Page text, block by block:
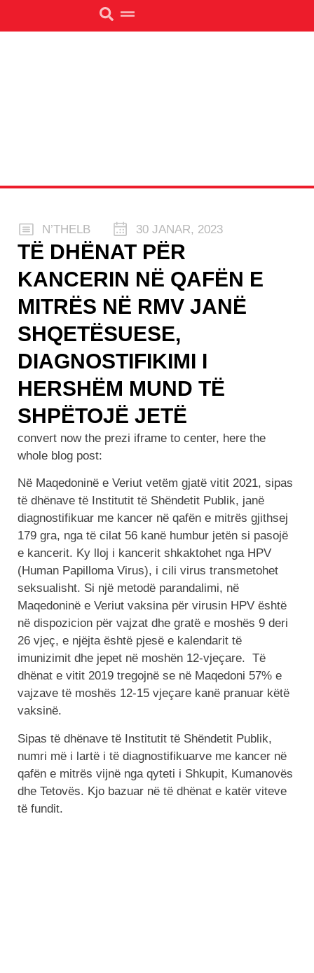
N’THELB 30 JANAR, 2023
TË DHËNAT PËR
KANCERIN NË QAFËN E
MITRËS NË RMV JANË
SHQETËSUESE,
DIAGNOSTIFIKIMI I
HERSHËM MUND TË
SHPËTOJË JETË
convert now the prezi iframe to center, here the
whole blog post:
Në Maqedoninë e Veriut vetëm gjatë vitit 2021, sipas
të dhënave të Institutit të Shëndetit Publik, janë
diagnostifikuar me kancer në qafën e mitrës gjithsej
179 gra, nga të cilat 56 kanë humbur jetën si pasojë
e kancerit. Ky lloj i kancerit shkaktohet nga HPV
(Human Papilloma Virus), i cili virus transmetohet
seksualisht. Si një metodë parandalimi, në
Maqedoninë e Veriut vaksina për virusin HPV është
në dispozicion për vajzat dhe gratë e moshës 9 deri
26 vjeç, e njëjta është pjesë e kalendarit të
imunizimit dhe jepet në moshën 12-vjeçare. Të
dhënat e vitit 2019 tregojnë se në Maqedoni 57% e
vajzave të moshës 12-15 vjeçare kanë pranuar këtë
vaksinë.
Sipas të dhënave të Institutit të Shëndetit Publik,
numri më i lartë i të diagnostifikuarve me kancer në
qafën e mitrës vijnë nga qyteti i Shkupit, Kumanovës
dhe Tetovës. Kjo bazuar në të dhënat e katër viteve
të fundit.